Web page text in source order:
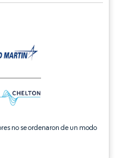
no se ordenaron de un modo
atribución según CC BY 4.0.